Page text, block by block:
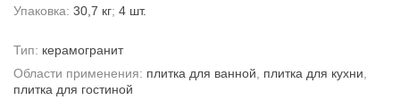
Упаковка: 30,7 кг; 4 шт.
Тип: керамогранит
Области применения: плитка для ванной плитка для кухни
плитка для гостиной